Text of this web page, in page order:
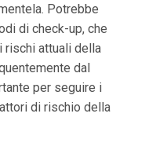
Potrebbe
di check-up, che
attuali della
dal
per seguire i
di rischio della